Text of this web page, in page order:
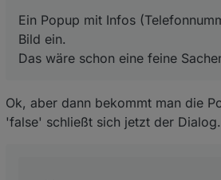
Das wäre schon eine
Du möchtest den aber
Ein Popup mit Infos
Bild ein.
Das wäre schon eine feine
Ok, aber dann bekommt man die
'false' schließt sich jetzt der Dialog.